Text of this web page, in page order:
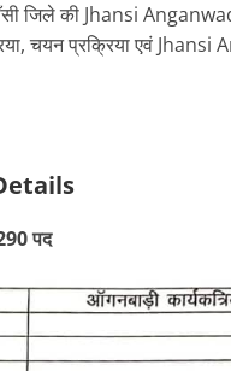
झाँसी जिले की Jhansi
चयन प्रक्रिया एवं
पद